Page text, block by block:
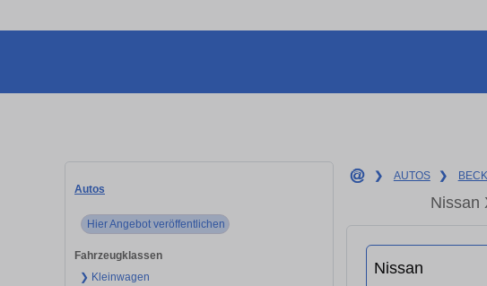
Autos
Hier Angebot veröffentlichen
Fahrzeugklassen
❯ Kleinwagen
❯ AUTOS ❯
Nissan